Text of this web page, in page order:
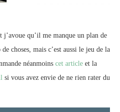
j’avoue qu’il me manque un plan de
choses, mais c’est aussi le jeu de la
néanmoins cet article et la
si vous avez envie de ne rien rater du